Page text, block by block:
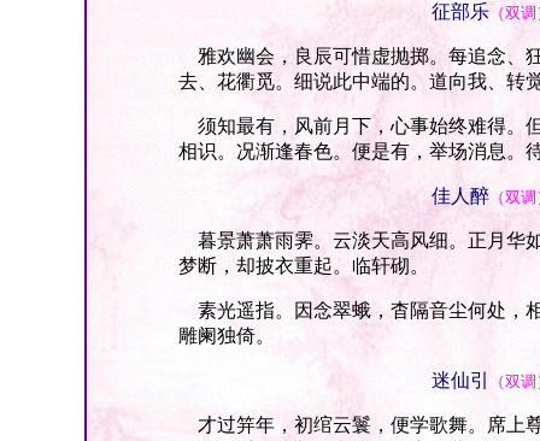
征部乐（双调
雅欢幽会，良辰可惜虚抛掷。每追念、
去、花衢觅。细说此中端的。道向我、转
须知最有，风前月下，心事始终难得。
相识。况渐逢春色。便是有，举场消息。
佳人醉（双调
暮景萧萧雨霁。云淡天高风细。正月华
梦断，却披衣重起。临轩砌。
素光遥指。因念翠蛾，杳隔音尘何处，
雕阑独倚。
迷仙引 （双
才过笄年，初绾云鬟，便学歌舞。席上